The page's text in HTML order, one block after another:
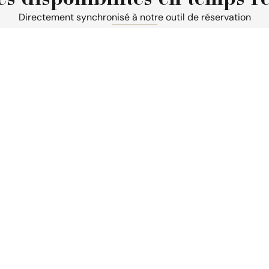
Directement synchronisé à notre outil de réservation